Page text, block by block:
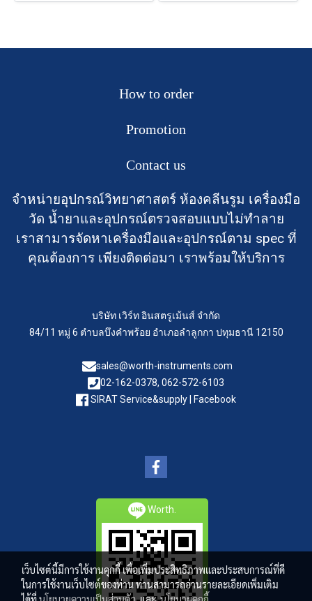
How to order
Promotion
Contact us
จำหน่ายอุปกรณ์วิทยาศาสตร์ ห้องคลีนรูม เครื่องมือ
วัด น้ำยาและอุปกรณ์ตรวจสอบแบบไม่ทำลาย
เราสามารจัดหาเครื่องมือและอุปกรณ์ตาม spec ที่
คุณต้องการ เพียงติดต่อมา เราพร้อมให้บริการ
บริษัท เวิร์ท อินสตรูเม้นส์ จำกัด
84/11 หมู่ 6 ตำบลบึงคำพร้อย อำเภอลำลูกกา ปทุมธานี 12150
sales@worth-instruments.com
02-162-0378, 062-572-6103
SIRAT Service&supply | Facebook
Worth.
เว็บไซต์นี้มีการใช้งานคุกกี้ เพื่อเพิ่มประสิทธิภาพและประสบการณ์ที่ดี
ในการใช้งานเว็บไซต์ของท่าน ท่านสามารถอ่านรายละเอียดเพิ่มเติม